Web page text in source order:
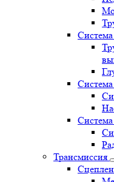
Трансмиссия